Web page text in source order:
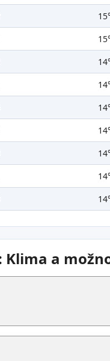
Klima a